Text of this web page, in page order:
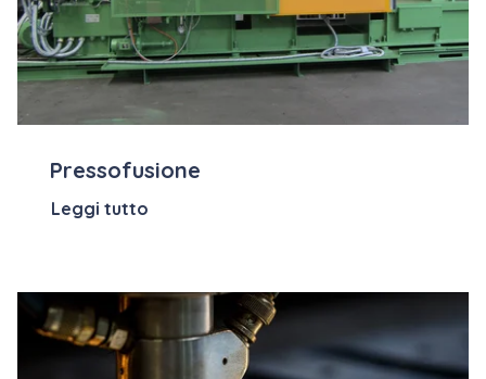
Pressofusione
Leggi tutto